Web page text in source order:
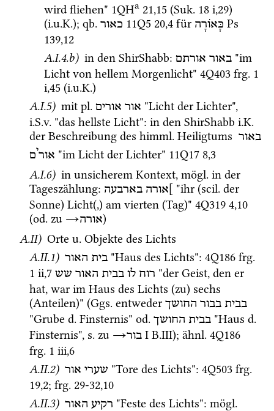
wird fliehen" 1QHa 21,15 (Suk. 18 i,29)
(i.u.K.); qb. כאור 11Q5 20,4 für כָּאוֹרָה Ps
139,12
A.I.4.b) in den ShirShabb: באור אורתם
"im
Licht von hellem Morgenlicht" 4Q403 frg. 1
i,45 (i.u.K.)
A.I.5) mit pl. אור אורים
i.S.v. "das hellste Licht": in den ShirShabb i.K.
der Beschreibung des himml. Heiligtums באור
אורים "im Licht der Lichter" 11Q17 8,3
A.I.6) in unsicherem Kontext, mögl. in der
Tageszählung: ]אורה בארבעה "ihr (scil. der
Sonne) Licht(,) am vierten (Tag)" 4Q319 4,10
(od. zu →אורה)
A.II) Orte u. Objekte des Lichts
A.II.1) בית האור "Haus des Lichts": 4Q186 frg.
1 ii,7 רוח לו בבית האור שש
"der Geist, den er
hat, war im Haus des Lichts (zu) sechs
(Anteilen)" (Ggs. entweder בבית בבור החושך
"Grube d. Finsternis" od. בבית החושך "Haus d.
Finsternis", s. zu →בור ‎ I B.III); ähnl. 4Q186
frg. 1 iii,6
A.II.2)
שערי אור "Tore des Lichts": 4Q503 frg.
19,2; frg. 29-32,10
A.II.3)
רקיע האור "Feste des Lichts": mögl.